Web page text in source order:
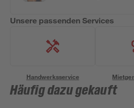
Unsere passenden Services
Handwerksservice
Häufig dazu gekauft